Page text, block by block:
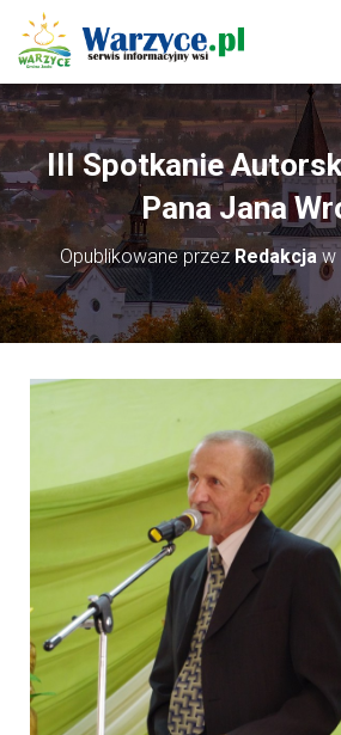
III Spotkanie
Pana Jana
Opublikowane przezRedakcjaw